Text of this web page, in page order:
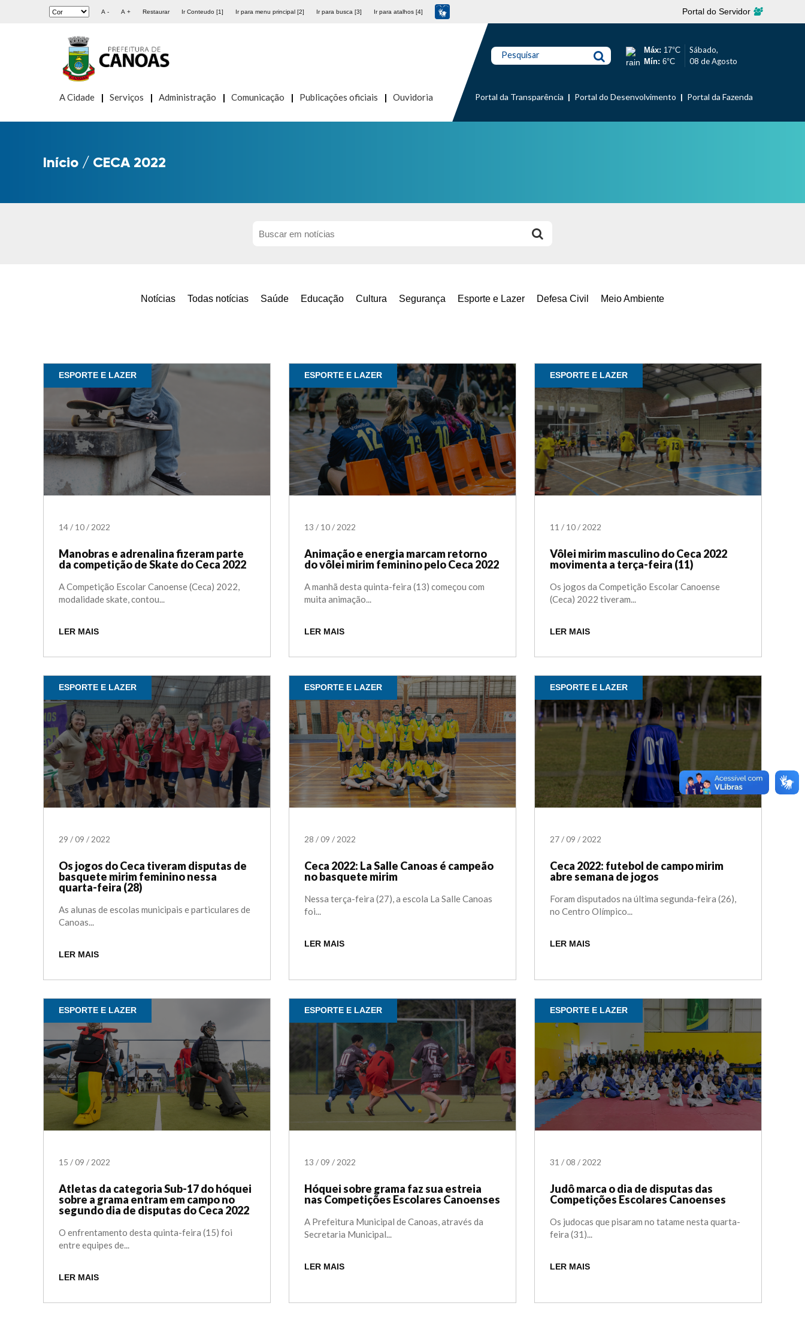
A - A + Restaurar Ir Conteudo [1] Ir para menu principal [2] Ir para busca [3] Ir para atalhos [4] Portal do Servidor
A Cidade Serviços Administração Comunicação Publicações oficiais Ouvidoria
Pesquisar Máx: 17°C
Mín: 6°C
Sábado,
08 de Agosto
Portal da Transparência Portal do Desenvolvimento Portal da Fazenda
Início / CECA 2022
Notícias Todas notícias Saúde Educação Cultura Segurança Esporte e Lazer Defesa Civil Meio Ambiente
ESPORTE E LAZER
14/ 10/2022
Manobras e adrenalina fizeram parte
da competição de Skate do Ceca 2022
A Competição Escolar Canoense (Ceca) 2022,
modalidade skate, contou...
LER MAIS
ESPORTE E LAZER
13 / 10/2022
Animação e energia marcam retorno
do vôlei mirim feminino pelo Ceca 2022
A manhã desta quinta-feira (13) começou com
muita animação...
LER MAIS
ESPORTE E LAZER
11 / 10/2022
Vôlei mirim masculino do Ceca 2022
movimenta a terça-feira (11)
Os jogos da Competição Escolar Canoense
(Ceca) 2022 tiveram...
LER MAIS
ESPORTE E LAZER
29 /09 /2022
Os jogos do Ceca tiveram disputas de
basquete mirim feminino nessa
quarta-feira (28)
As alunas de escolas municipais e particulares de
Canoas...
LER MAIS
ESPORTE E LAZER
28 /09 /2022
Ceca 2022: La Salle Canoas é campeão
no basquete mirim
Nessa terça-feira (27), a escola La Salle Canoas
foi...
LER MAIS
ESPORTE E LAZER
27/09 /2022
Ceca 2022: futebol de campo mirim
abre semana de jogos
Foram disputados na última segunda-feira (26),
no Centro Olímpico...
LER MAIS
ESPORTE E LAZER
15 /09 /2022
Atletas da categoria Sub-17 do hóquei
sobre a grama entram em campo no
segundo dia de disputas do Ceca 2022
O enfrentamento desta quinta-feira (15) foi
entre equipes de...
LER MAIS
ESPORTE E LAZER
13 /09 /2022
Hóquei sobre grama faz sua estreia
nas Competições Escolares Canoenses
A Prefeitura Municipal de Canoas, através da
Secretaria Municipal...
LER MAIS
ESPORTE E LAZER
31 /08 /2022
Judô marca o dia de disputas das
Competições Escolares Canoenses
Os judocas que pisaram no tatame nesta quarta-
feira (31)...
LER MAIS